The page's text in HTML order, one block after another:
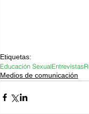
Etiquetas:
Educación SexualEntrevistas
Medios de comunicación